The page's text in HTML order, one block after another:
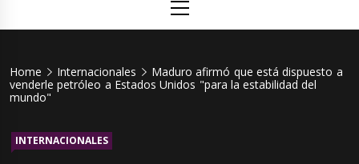
Menu
Home Internacionales
Maduro afirmó que está dispuesto a
venderle petróleo a Estados Unidos "para la estabilidad del
mundo"
INTERNACIONALES